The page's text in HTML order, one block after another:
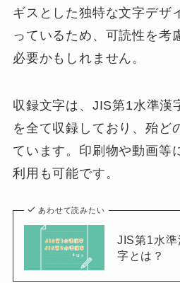
ギスとした独特な文字デザ
っているため、可読性を考
必要かもしれません。
収録文字は、JIS第1水準漢
を全て収録しており、殆ど
ています。印刷物や動画等
利用も可能です。
あわせて読みたい
JIS第1水
字とは？